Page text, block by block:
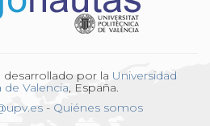
por la Universidad
de Valencia, España.
- Quiénes somos